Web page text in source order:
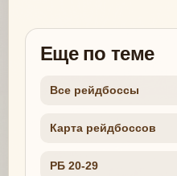
Еще по теме
Все рейдбоссы
Карта рейдбоссов
РБ 20-29